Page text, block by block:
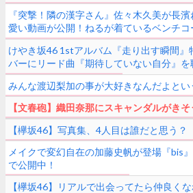
『突撃！隣の漢字さん』佐々木久美が長
愛い動画が公開！ねるが着ているベンチコ
【走り出す瞬間特設サイト】
けやき坂46 1stアルバム『走り出す瞬間』
バーにリード曲『期待していない自分』
撃！隣の漢字さん」スタート！一人目は長
みんな渡辺梨加の事が大好きなんだよとい
【文春砲】織田奈那にスキャンダルがき
【欅坂46】写真集、4人目は誰だと思う？
メイクで変幻自在の加藤史帆が登場『bis
で公開中！
【欅坂46】リアルで出会ってたら仲良く